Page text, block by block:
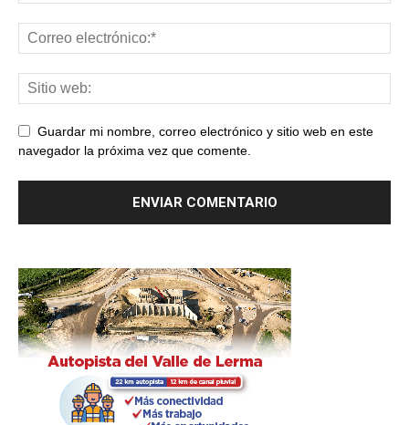
Guardar mi nombre, correo electrónico y sitio web en este
navegador la próxima vez que comente.